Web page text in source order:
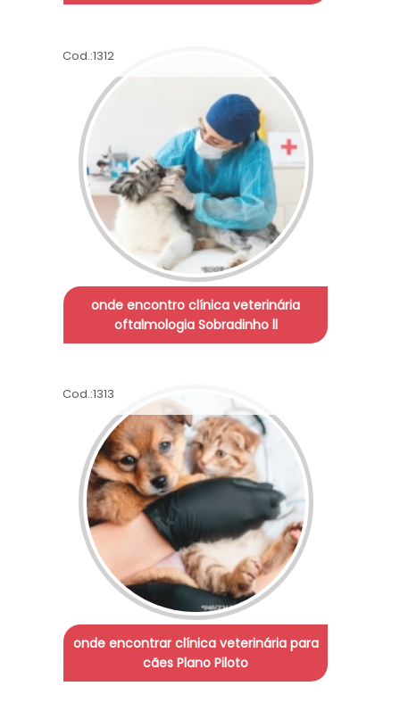
Cod.:1312
onde encontro clínica veterinária
oftalmologia Sobradinho ll
Cod.:1313
onde encontrar clínica veterinária para
cães Plano Piloto